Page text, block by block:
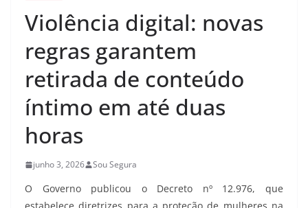
Violência digital: novas
regras garantem
retirada de conteúdo
íntimo em até duas
horas
junho 3, 2026 Sou Segura
O Governo publicou o Decreto nº 12.976, que